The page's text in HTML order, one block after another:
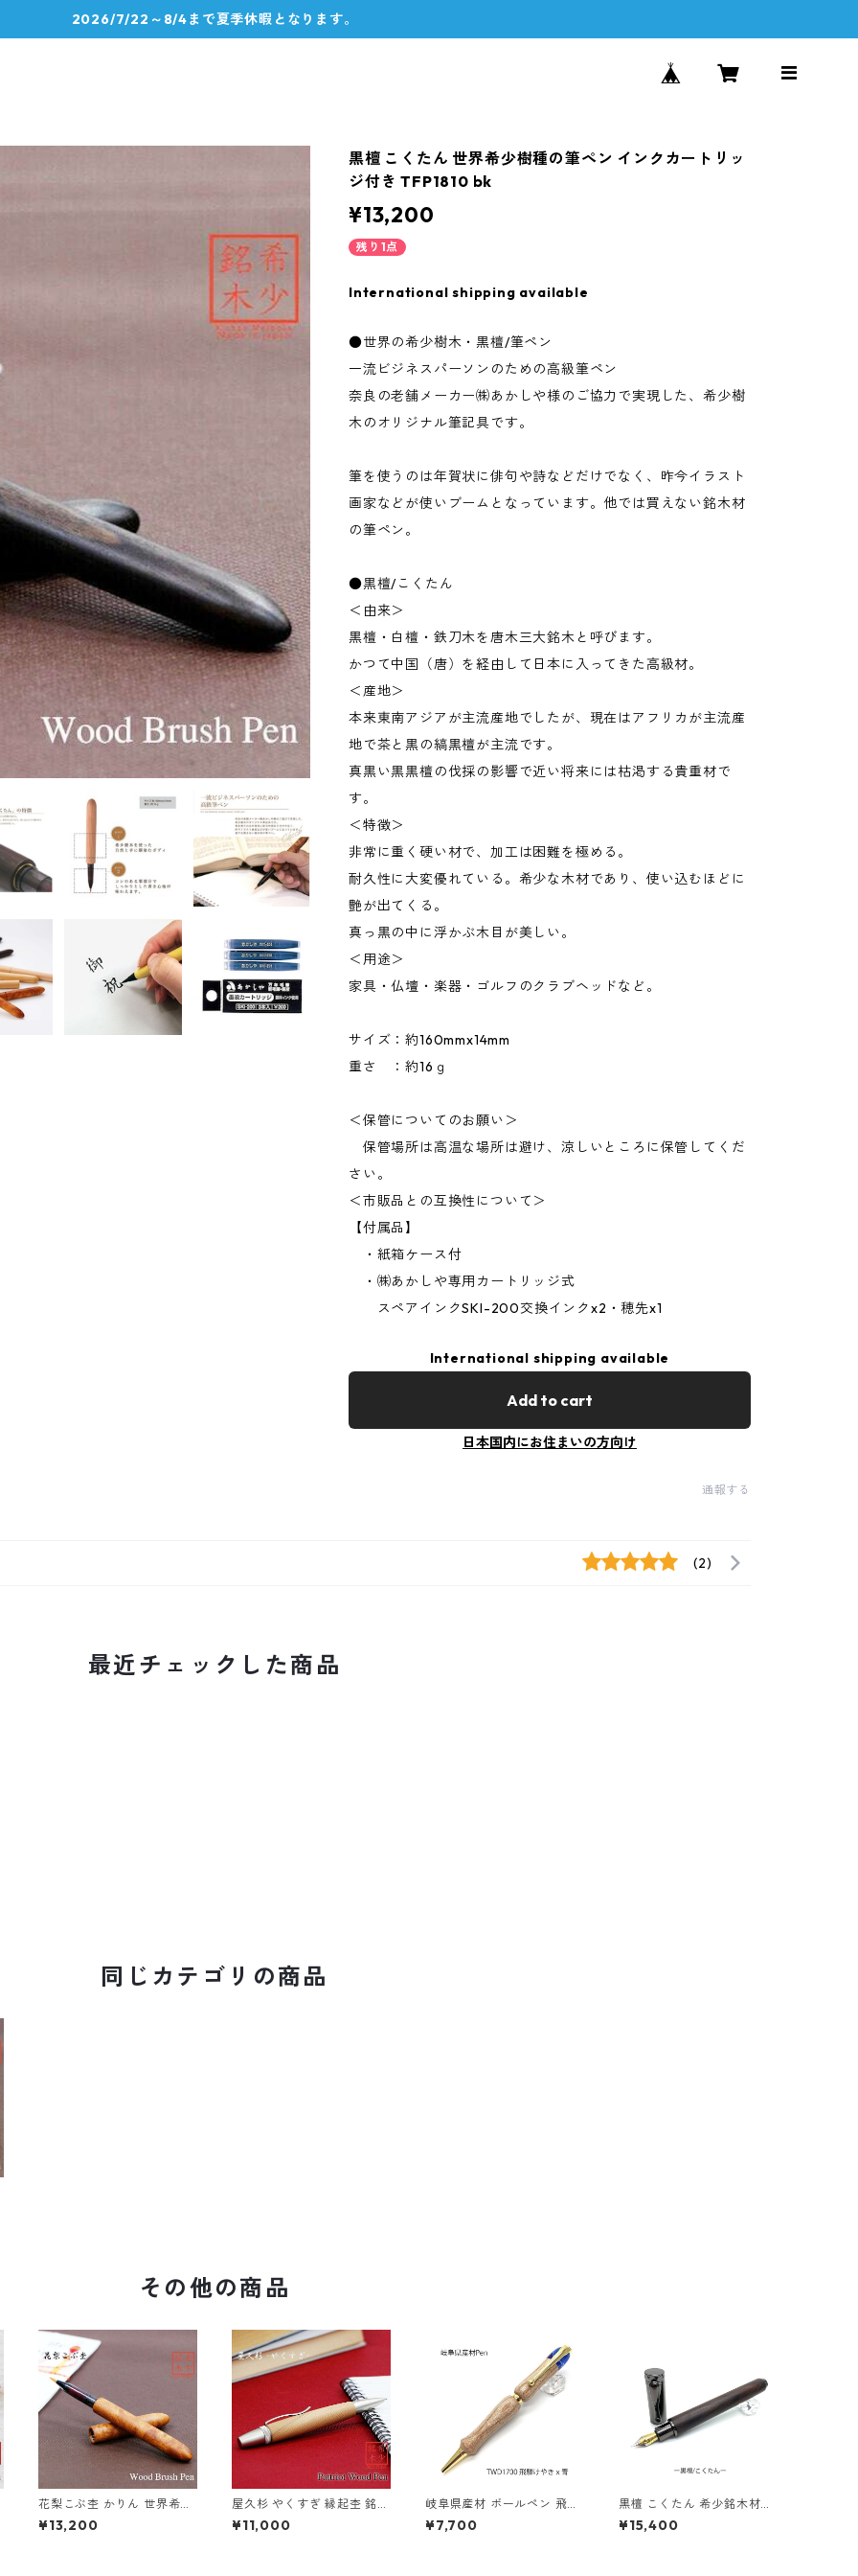
2026/7/22～8/4まで夏季休暇となります。
黒檀 こくたん 世界希少樹種の筆ペン インクカートリッ
ジ付き TFP1810 bk
¥13,200
残り1点
International shipping available
●世界の希少樹木・黒檀/筆ペン
一流ビジネスパーソンのための高級筆ペン
奈良の老舗メーカー㈱あかしや様のご協力で実現した、希少樹
木のオリジナル筆記具です。
筆を使うのは年賀状に俳句や詩などだけでなく、昨今イラスト
画家などが使いブームとなっています。他では買えない銘木材
の筆ペン。
●黒檀/こくたん
＜由来＞
黒檀・白檀・鉄刀木を唐木三大銘木と呼びます。
かつて中国（唐）を経由して日本に入ってきた高級材。
＜産地＞
本来東南アジアが主流産地でしたが、現在はアフリカが主流産
地で茶と黒の縞黒檀が主流です。
真黒い黒黒檀の伐採の影響で近い将来には枯渇する貴重材で
す。
＜特徴＞
非常に重く硬い材で、加工は困難を極める。
耐久性に大変優れている。希少な木材であり、使い込むほどに
艶が出てくる。
真っ黒の中に浮かぶ木目が美しい。
＜用途＞
家具・仏壇・楽器・ゴルフのクラブヘッドなど。
サイズ：約160mmx14mm
重さ ：約16ｇ
＜保管についてのお願い＞
保管場所は高温な場所は避け、涼しいところに保管してくだ
さい。
＜市販品との互換性について＞
【付属品】
・紙箱ケース付
・㈱あかしや専用カートリッジ式
スペアインクSKI-200交換インクx2・穂先x1
International shipping available
Add to cart
日本国内にお住まいの方向け
通報する
(2)
最近チェックした商品
同じカテゴリの商品
その他の商品
花梨こぶ杢 かりん 世界希少
樹種の筆ペン インクカート
リッジ付き TFP1810 or
¥13,200
屋久杉 やくすぎ 縁起杢 銘木
ボールペン ウッドペン 木の
ボールペン パーカータイプ
¥11,000
岐阜県産材 ボールペン 飛騨
けやき ウッド アクリル 木の
ボールペン クロスタイプ T
¥7,700
黒檀 こくたん 希少銘木材の
万年筆 マグネットキャップ
式 コンバータ付き TWM23
¥15,400